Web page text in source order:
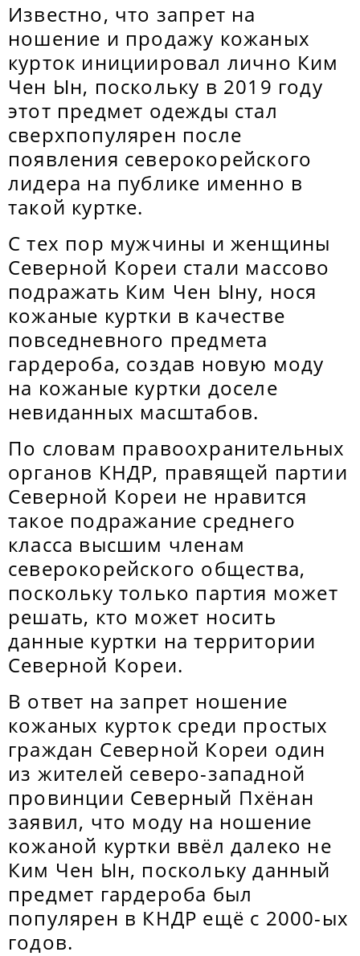
Известно, что запрет на
ношение и продажу кожаных
курток инициировал лично Ким
Чен Ын, поскольку в 2019 году
этот предмет одежды стал
сверхпопулярен после
появления северокорейского
лидера на публике именно в
такой куртке.
С тех пор мужчины и женщины
Северной Кореи стали массово
подражать Ким Чен Ыну, нося
кожаные куртки в качестве
повседневного предмета
гардероба, создав новую моду
на кожаные куртки доселе
невиданных масштабов.
По словам правоохранительных
органов КНДР, правящей партии
Северной Кореи не нравится
такое подражание среднего
класса высшим членам
северокорейского общества,
поскольку только партия может
решать, кто может носить
данные куртки на территории
Северной Кореи.
В ответ на запрет ношение
кожаных курток среди простых
граждан Северной Кореи один
из жителей северо-западной
провинции Северный Пхёнан
заявил, что моду на ношение
кожаной куртки ввёл далеко не
Ким Чен Ын, поскольку данный
предмет гардероба был
популярен в КНДР ещё с 2000-ых
годов.